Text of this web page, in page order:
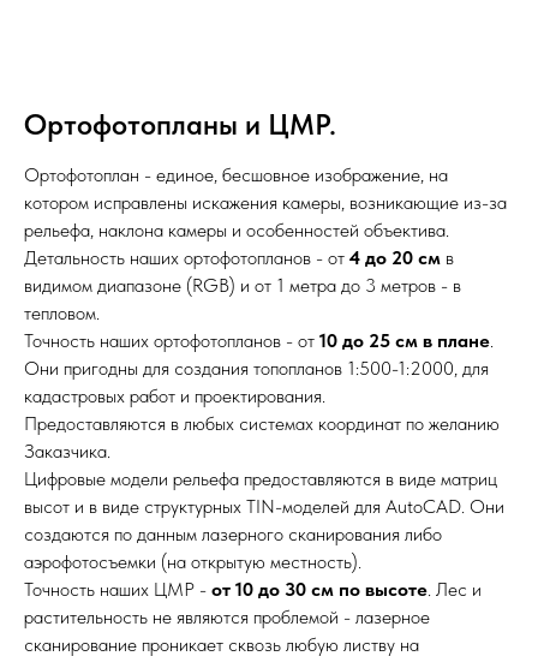
Ортофотопланы и ЦМР.
Ортофотоплан - единое, бесшовное изображение, на
котором исправлены искажения камеры, возникающие из-за
рельефа, наклона камеры и особенностей объектива.
Детальность наших ортофотопланов - от 4 до 20 см в
видимом диапазоне (RGB) и от 1 метра до 3 метров - в
тепловом.
Точность наших ортофотопланов - от 10 до 25 см в плане.
Они пригодны для создания топопланов 1:500-1:2000, для
кадастровых работ и проектирования.
Предоставляются в любых системах координат по желанию
Заказчика.
Цифровые модели рельефа предоставляются в виде матриц
высот и в виде структурных TIN-моделей для AutoCAD. Они
создаются по данным лазерного сканирования либо
аэрофотосъемки (на открытую местность).
Точность наших ЦМР - от 10 до 30 см по высоте. Лес и
растительность не являются проблемой - лазерное
сканирование проникает сквозь любую листву на